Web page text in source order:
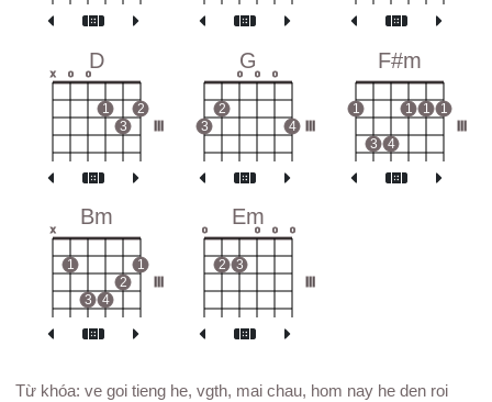
D
x o o
1
3
2
G
3
2
o o o
4
F#m
1
3 4
1 1 1
Bm
x
1
3 4
2
1
Em
o
2 3
o o o
Từ khóa: ve goi tieng he, vgth, mai chau, hom nay he den roi